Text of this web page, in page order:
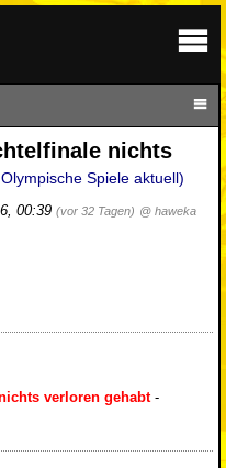
nichts
Spiele aktuell)
00:39 (vor 32 Tagen) @ haweka
verloren gehabt-